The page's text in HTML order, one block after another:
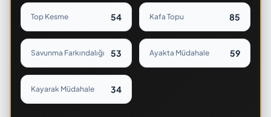
Top Kesme 54 Kafa Topu 85
Savunma Farkındalığı 53 Ayakta Müdahale 59
Kayarak Müdahale 34